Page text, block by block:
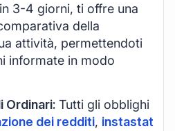
3-4 giorni, ti offre una
della
attività, permettendoti
informate in modo
Ordinari: Tutti gli obblighi
dei redditi, instastat